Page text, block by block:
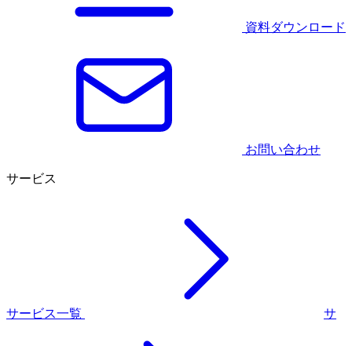
資料ダウンロード
お問い合わせ
サービス
サービス一覧 サ